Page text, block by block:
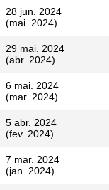
28 jun. 2024
(mai. 2024)
29 mai. 2024
(abr. 2024)
6 mai. 2024
(mar. 2024)
5 abr. 2024
(fev. 2024)
7 mar. 2024
(jan. 2024)